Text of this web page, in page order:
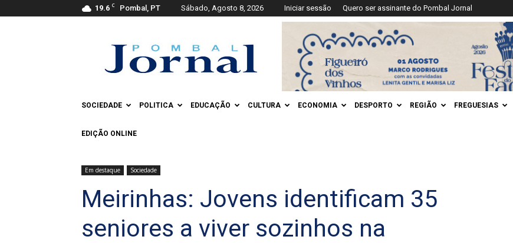
19.6 C Pombal, PT Sábado, Agosto 8, 2026 Iniciar sessão Quero ser assinante do Pombal Jornal
Jornal
SOCIEDADE POLITICA EDUCAÇÃO CULTURA ECONOMIA DESPORTO REGIÃO FREGUESIAS
EDIÇÃO ONLINE
Em destaque Sociedade
Meirinhas: Jovens identificam 35
seniores a viver sozinhos na